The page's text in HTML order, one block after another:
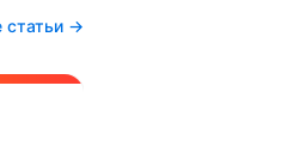
статьи →